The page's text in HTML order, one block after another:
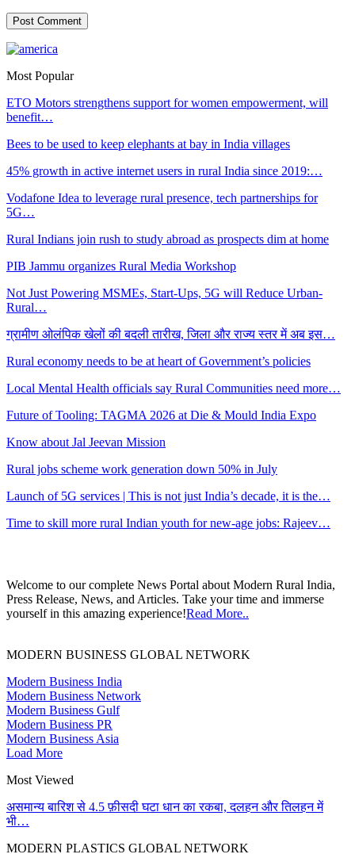
Most Popular
ETO Motors strengthens support for women empowerment, will
benefit…
Bees to be used to keep elephants at bay in India villages
45% growth in active internet users in rural India since 2019:…
Vodafone Idea to leverage rural presence, tech partnerships for
5G…
Rural Indians join rush to study abroad as prospects dim at home
PIB Jammu organizes Rural Media Workshop
Not Just Powering MSMEs, Start-Ups, 5G will Reduce Urban-
Rural…
ग्रामीण ओलंपिक खेलों की बदली तारीख, जिला और राज्य स्तर में अब इस…
Rural economy needs to be at heart of Government’s policies
Local Mental Health officials say Rural Communities need more…
Future of Tooling: TAGMA 2026 at Die & Mould India Expo
Know about Jal Jeevan Mission
Rural jobs scheme work generation down 50% in July
Launch of 5G services | This is not just India’s decade, it is the…
Time to skill more rural Indian youth for new-age jobs: Rajeev…
Welcome to our complete News Portal about Modern Rural India,
Press Release, News, and Articles. Take your time and immerse
yourself in this amazing experience!Read More..
MODERN BUSINESS GLOBAL NETWORK
Modern Business India
Modern Business Network
Modern Business Gulf
Modern Business PR
Modern Business Asia
Load More
Most Viewed
असमान्य बारिश से 4.5 फ़ीसदी घटा धान का रकबा, दलहन और तिलहन में
भी…
MODERN PLASTICS GLOBAL NETWORK